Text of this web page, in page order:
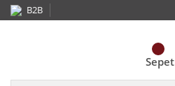
B2B
Sepet